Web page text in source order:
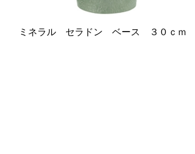
ミネラル セラドン ベース ３０ｃｍ